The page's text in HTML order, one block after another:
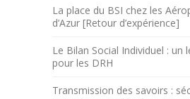
La place du BSI chez les
d’Azur [Retour d’expérience]
Le Bilan Social Individuel : un
pour les DRH
Transmission des savoirs :